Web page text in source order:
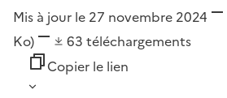
Mis à jour le 27 novembre 2024
Ko)
63 téléchargements
Copier le lien